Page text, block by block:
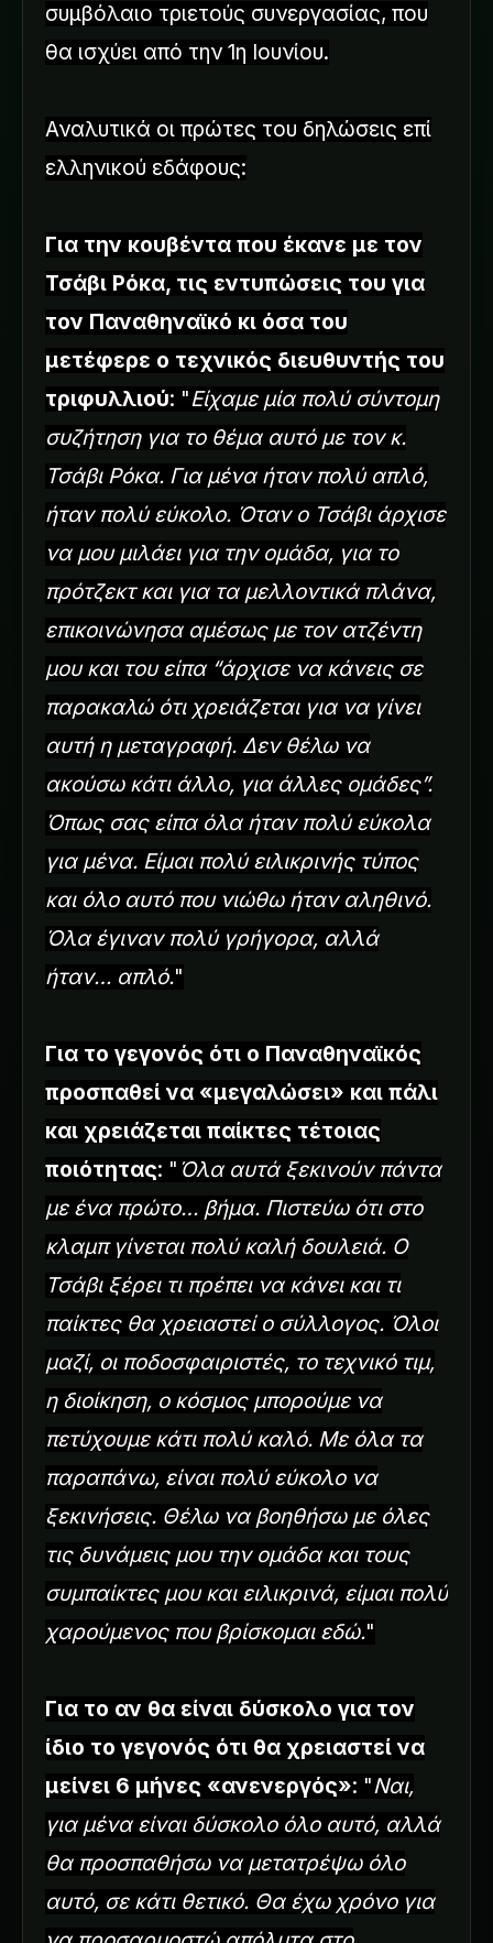
συμβόλαιο τριετούς συνεργασίας, που
θα ισχύει από την 1η Ιουνίου.
Αναλυτικά οι πρώτες του δηλώσεις επί
ελληνικού εδάφους:
Για την κουβέντα που έκανε με τον
Τσάβι Ρόκα, τις εντυπώσεις του για
τον Παναθηναϊκό κι όσα του
μετέφερε ο τεχνικός διευθυντής του
τριφυλλιού: "Είχαμε μία πολύ σύντομη
συζήτηση για το θέμα αυτό με τον κ.
Τσάβι Ρόκα. Για μένα ήταν πολύ απλό,
ήταν πολύ εύκολο. Όταν ο Τσάβι άρχισε
να μου μιλάει για την ομάδα, για το
πρότζεκτ και για τα μελλοντικά πλάνα,
επικοινώνησα αμέσως με τον ατζέντη
μου και του είπα “άρχισε να κάνεις σε
παρακαλώ ότι χρειάζεται για να γίνει
αυτή η μεταγραφή. Δεν θέλω να
ακούσω κάτι άλλο, για άλλες ομάδες”.
Όπως σας είπα όλα ήταν πολύ εύκολα
για μένα. Είμαι πολύ ειλικρινής τύπος
και όλο αυτό που νιώθω ήταν αληθινό.
Όλα έγιναν πολύ γρήγορα, αλλά
ήταν… απλό."
Για το γεγονός ότι ο Παναθηναϊκός
προσπαθεί να «μεγαλώσει» και πάλι
και χρειάζεται παίκτες τέτοιας
ποιότητας: " Όλα αυτά ξεκινούν πάντα
με ένα πρώτο… βήμα. Πιστεύω ότι στο
κλαμπ γίνεται πολύ καλή δουλειά. Ο
Τσάβι ξέρει τι πρέπει να κάνει και τι
παίκτες θα χρειαστεί ο σύλλογος. Όλοι
μαζί, οι ποδοσφαιριστές, το τεχνικό τιμ,
η διοίκηση, ο κόσμος μπορούμε να
πετύχουμε κάτι πολύ καλό. Με όλα τα
παραπάνω, είναι πολύ εύκολο να
ξεκινήσεις. Θέλω να βοηθήσω με όλες
τις δυνάμεις μου την ομάδα και τους
συμπαίκτες μου και ειλικρινά, είμαι πολύ
χαρούμενος που βρίσκομαι εδώ."
Για το αν θα είναι δύσκολο για τον
ίδιο το γεγονός ότι θα χρειαστεί να
μείνει 6 μήνες «ανενεργός»: "Ναι,
για μένα είναι δύσκολο όλο αυτό, αλλά
θα προσπαθήσω να μετατρέψω όλο
αυτό, σε κάτι θετικό. Θα έχω χρόνο για